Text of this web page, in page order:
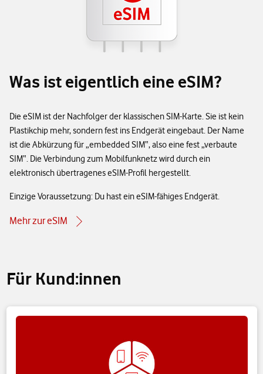
Was ist eigentlich eine eSIM?
Die eSIM ist der Nachfolger der klassischen SIM-Karte. Sie ist kein
Plastikchip mehr, sondern fest ins Endgerät eingebaut. Der Name
ist die Abkürzung für „embedded SIM“, also eine fest „verbaute
SIM“. Die Verbindung zum Mobilfunknetz wird durch ein
elektronisch übertragenes eSIM-Profil hergestellt.
Einzige Voraussetzung: Du hast ein eSIM-fähiges Endgerät.
Mehr zur eSIM
Für Kund:innen